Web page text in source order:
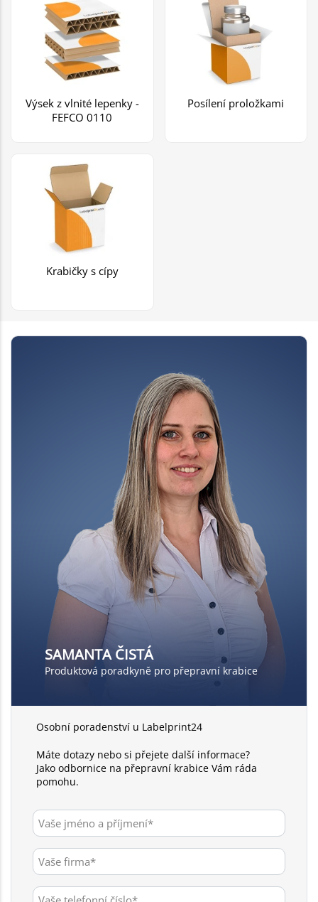
Výsek z vlnité lepenky -
FEFCO 0110
Posílení proložkami
Krabičky s cípy
SAMANTA ČISTÁ
Produktová poradkyně pro přepravní krabice
Osobní poradenství u Labelprint24
Máte dotazy nebo si přejete další informace?
Jako odbornice na přepravní krabice Vám ráda
pomohu.